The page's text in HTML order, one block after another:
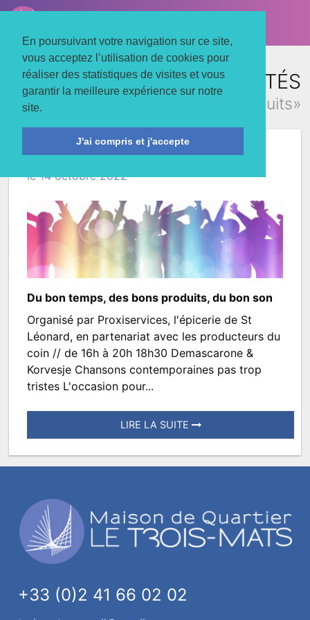
En poursuivant votre navigation sur ce site,
vous acceptez l’utilisation de cookies pour
réaliser des statistiques de visites et vous
garantir la meilleure expérience sur notre
site.
J'ai compris et j'accepte
LE TROIS MATS
TOUTES LES ACTUALITÉS
concernant «produits»
Marché des Producteurs
le 14 octobre 2022
Du bon temps, des bons produits, du bon son
Marché
des
Producteurs
Organisé par Proxiservices, l'épicerie de St
Léonard, en partenariat avec les producteurs du
coin // de 16h à 20h 18h30 Demascarone &
Korvesje Chansons contemporaines pas trop
tristes L'occasion pour...
LIRE LA SUITE
Posté
septembre
2022
à
09:59.
par
+33 (0)2 41 66 02 02